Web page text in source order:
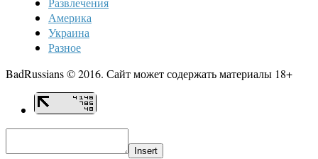
Америка
Украина
Разное
BadRussians © 2016. Сайт может содержать материалы 18+
Insert